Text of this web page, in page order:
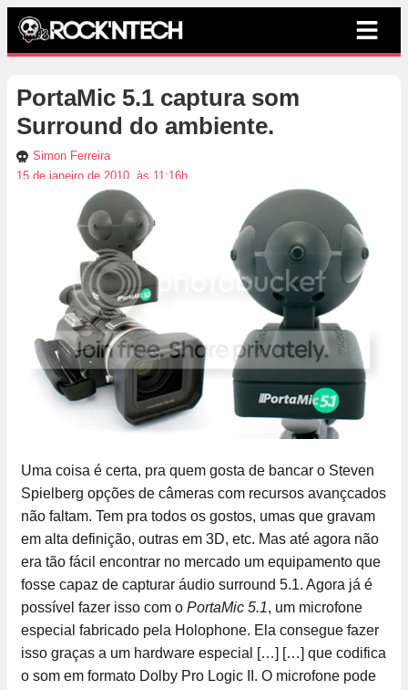
PortaMic 5.1 captura som
Surround do ambiente.
Simon Ferreira
15 de janeiro de 2010, às 11:16h
Uma coisa é certa, pra quem gosta de bancar o Steven
Spielberg opções de câmeras com recursos avançcados
não faltam. Tem pra todos os gostos, umas que gravam
em alta definição, outras em 3D, etc. Mas até agora não
era tão fácil encontrar no mercado um equipamento que
fosse capaz de capturar áudio surround 5.1. Agora já é
possível fazer isso com o PortaMic 5.1, um microfone
especial fabricado pela Holophone. Ela consegue fazer
isso graças a um hardware especial […] […] que codifica
o som em formato Dolby Pro Logic II. O microfone pode